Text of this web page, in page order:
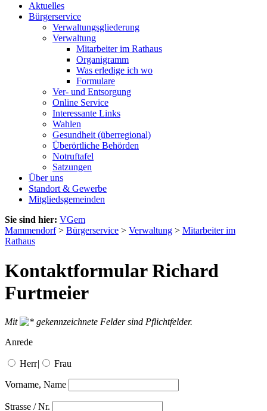
Aktuelles
Bürgerservice
Verwaltungsgliederung
Verwaltung
Mitarbeiter im Rathaus
Organigramm
Was erledige ich wo
Formulare
Ver- und Entsorgung
Online Service
Interessante Links
Wahlen
Gesundheit (überregional)
Überörtliche Behörden
Notruftafel
Satzungen
Über uns
Standort & Gewerbe
Mitgliedsgemeinden
Sie sind hier: VGem
Mammendorf> Bürgerservice > Verwaltung > Mitarbeiter im
Rathaus
Kontaktformular Richard
Furtmeier
Mit
gekennzeichnete Felder sind Pflichtfelder.
Anrede
Herr| Frau
Vorname, Name
Strasse / Nr.